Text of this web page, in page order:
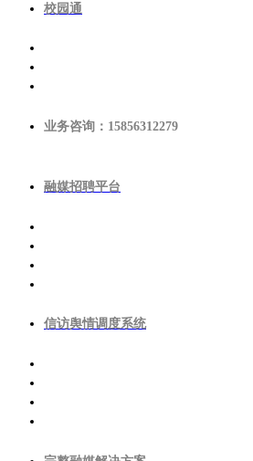
校园通
业务咨询：15856312279
融媒招聘平台
信访舆情调度系统